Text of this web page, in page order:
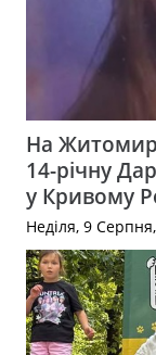
На
14-річну
у Кривому
Неділя, 9